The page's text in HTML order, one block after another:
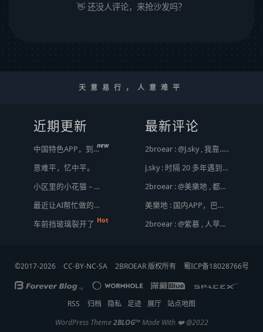
👋 还没人评论，来抢沙发吗？
天意易行，人意难平
近期更新
中国特色APP，到底谁来治？new
意难平，忆中平。
小区里的小花猫 – 日常记事（二百二十）
最近让AI帮忙做的一些事
车前挡玻璃裂开了 Hot
最新评论
2broear : @J.sky , 我靠.. 心情复杂 [ Emoji Image ]
J.sky : 时隔 20 多年遇到前任，你猜会是什么感觉？前几天和老婆去超市，巧不巧老婆去看其他商品了，就这么两分钟的功夫，我和前任迎面相遇，我看了一眼她，她也看到我了，谁都没说话，我感觉她恐慌的逃走了。我们擦肩而过，按道理这个年龄本不应该两个人单独在超市相遇，除非单身。所以，我猜她离婚了？搞不好她可能以为我也离婚了？哈哈哈
2broear : @美樂地 , 都是利益驱使，盈利手段不行
美樂地 : 国内APP，巴不得塞入全家桶到你手机，我更喜欢国外的小而美软件
2broear : @紫慕 , 人苹果压根不靠这些下三滥手段挣钱，等等又要说我大清自有国情在此了😂..
©2017-2026 CC-BY-NC-SA 2BROEAR 版权所有 蜀ICP备18028766号
RSS 归档 隐私 足迹 展厅 站点地图
WordPress Theme2BLOG™Made With ❤️ @2022